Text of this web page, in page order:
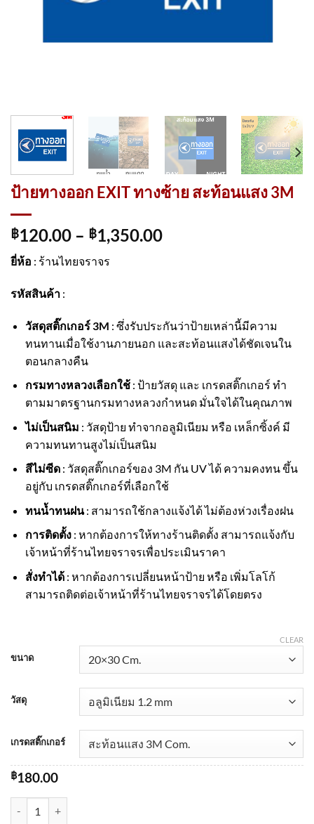
ป้ายทางออก EXIT ทางซ้าย สะท้อนแสง 3M
฿120.00 – ฿1,350.00
ยี่ห้อ : ร้านไทยจราจร
รหัสสินค้า :
วัสดุสติ๊กเกอร์ 3M : ซึ่งรับประกันว่าป้ายเหล่านี้มีความ
ทนทานเมื่อใช้งานภายนอก และสะท้อนแสงได้ชัดเจนใน
ตอนกลางคืน
กรมทางหลวงเลือกใช้: ป้ายวัสดุ และ เกรดสติ๊กเกอร์ ทำ
ตามมาตรฐานกรมทางหลวงกำหนด มั่นใจได้ในคุณภาพ
ไม่เป็นสนิม : วัสดุป้าย ทำจากอลูมิเนียม หรือ เหล็กซิ้งค์ มี
ความทนทานสูงไม่เป็นสนิม
สีไม่ซีด: วัสดุสติ๊กเกอร์ของ 3M กัน UV ได้ ความคงทน ขึ้น
อยู่กับ เกรดสติ๊กเกอร์ที่เลือกใช้
ทนน้ำทนฝน: สามารถใช้กลางแจ้งได้ ไม่ต้องห่วงเรื่องฝน
การติดตั้ง: หากต้องการให้ทางร้านติดตั้ง สามารถแจ้งกับ
เจ้าหน้าที่ร้านไทยจราจรเพื่อประเมินราคา
สั่งทำได้: หากต้องการเปลี่ยนหน้าป้าย หรือ เพิ่มโลโก้
สามารถติดต่อเจ้าหน้าที่ร้านไทยจราจรได้โดยตรง
ขนาด
วัสดุ
เกรดสติ๊กเกอร์
CLEAR
฿180.00